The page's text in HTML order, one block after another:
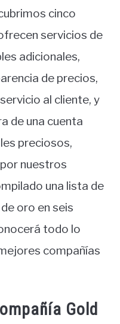
cinco
servicios de
adicionales,
de precios,
al cliente, y
de una cuenta
preciosos,
nuestros
una lista de
oro en seis
todo lo
compañías
Gold